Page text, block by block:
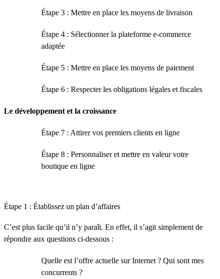
Étape 3 : Mettre en place les moyens de livraison
Étape 4 : Sélectionner la plateforme e-commerce
adaptée
Étape 5 : Mettre en place les moyens de paiement
Étape 6 : Respecter les obligations légales et fiscales
Le développement et la croissance
Étape 7 : Attirer vos premiers clients en ligne
Étape 8 : Personnaliser et mettre en valeur votre
boutique en ligne
Étape 1 : Établissez un plan d’affaires
C’est plus facile qu’il n’y paraît. En effet, il s’agit simplement de
répondre aux questions ci-dessous :
Quelle est l’offre actuelle sur Internet ? Qui sont mes
concurrents ?